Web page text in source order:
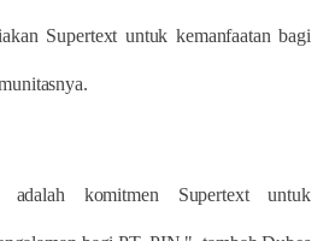
Supertext untuk kemanfaatan bagi
adalah komitmen Supertext untuk